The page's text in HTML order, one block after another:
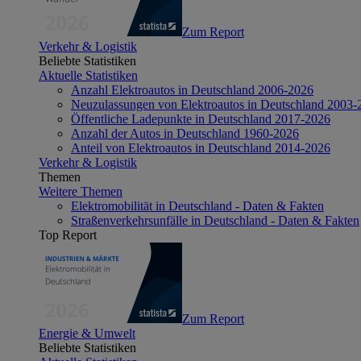
Zum Report
Verkehr & Logistik
Beliebte Statistiken
Aktuelle Statistiken
Anzahl Elektroautos in Deutschland 2006-2026
Neuzulassungen von Elektroautos in Deutschland 2003-
Öffentliche Ladepunkte in Deutschland 2017-2026
Anzahl der Autos in Deutschland 1960-2026
Anteil von Elektroautos in Deutschland 2014-2026
Verkehr & Logistik
Themen
Weitere Themen
Elektromobilität in Deutschland - Daten & Fakten
Straßenverkehrsunfälle in Deutschland - Daten & Fakten
Top Report
Zum Report
Energie & Umwelt
Beliebte Statistiken